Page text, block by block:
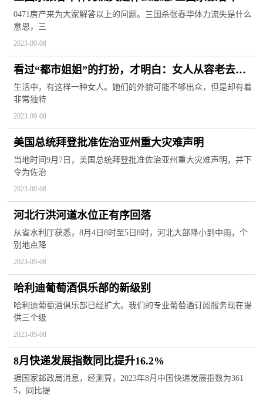
0471房产来为大家解答以上的问题。三国杀张春华体力流失是什么
意思，三
2023-09-08
看过“都市姐姐”的打扮，才明白：女人从容老去，
比装嫩更迷人！
生活中，有这样一种女人。她们的外貌可能不够出众，但是却有着
非常独特
2023-09-08
美国总统拜登批准佐治亚州重大灾难声明
当地时间9月7日，美国总统拜登批准佐治亚州重大灾难声明，并下
令为佐治
2023-09-08
河北行洪河道水位正有序回落
从省水利厅获悉，8月4日8时至5日8时，河北大部降小到中雨，个
别地点降
2023-09-08
哈利迪葡萄酒俱乐部的新级别
哈利迪葡萄酒俱乐部已经扩大。我们的专业葡萄酒订阅服务现在提
供三个级
2023-09-08
8月快递发展指数同比提升16.2%
据国家邮政局消息，经测算，2023年8月中国快递发展指数为361
5，同比提